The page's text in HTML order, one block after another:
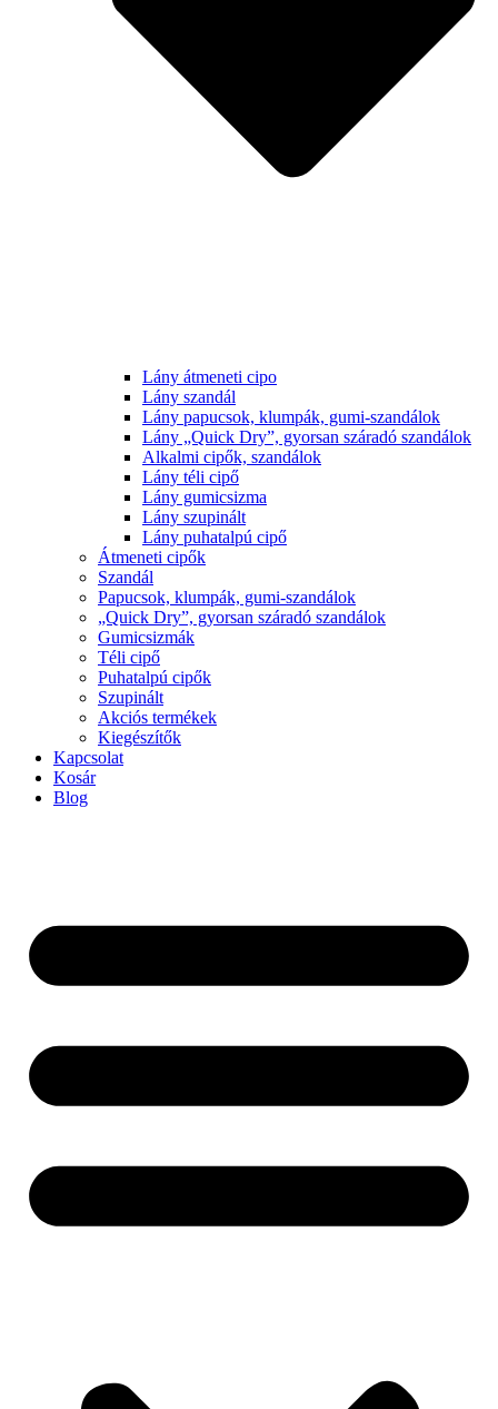
Lány átmeneti cipo
Lány szandál
Lány papucsok, klumpák, gumi-szandálok
Lány „Quick Dry”, gyorsan száradó szandálok
Alkalmi cipők, szandálok
Lány téli cipő
Lány gumicsizma
Lány szupinált
Lány puhatalpú cipő
Átmeneti cipők
Szandál
Papucsok, klumpák, gumi-szandálok
„Quick Dry”, gyorsan száradó szandálok
Gumicsizmák
Téli cipő
Puhatalpú cipők
Szupinált
Akciós termékek
Kiegészítők
Kapcsolat
Kosár
Blog